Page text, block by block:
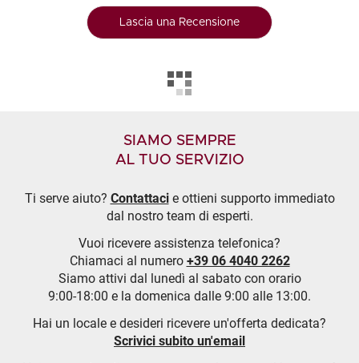
Lascia una Recensione
SIAMO SEMPRE
AL TUO SERVIZIO
Ti serve aiuto? Contattacie ottieni supporto immediato
dal nostro team di esperti.
Vuoi ricevere assistenza telefonica?
Chiamaci al numero +39 06 4040 2262
Siamo attivi dal lunedì al sabato con orario
9:00-18:00 e la domenica dalle 9:00 alle 13:00.
Hai un locale e desideri ricevere un'offerta dedicata?
Scrivici subito un'email